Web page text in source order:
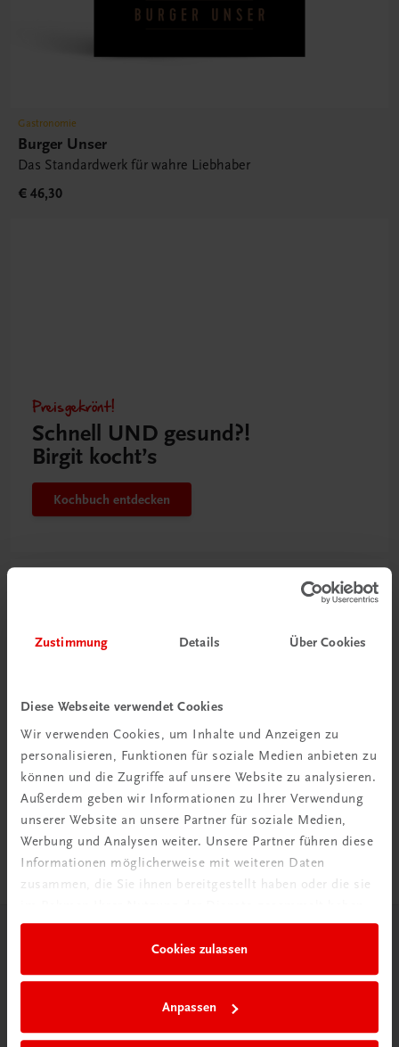
Zustimmung Details Über Cookies
Diese Webseite verwendet Cookies
Wir verwenden Cookies, um Inhalte und Anzeigen zu
personalisieren, Funktionen für soziale Medien anbieten zu
können und die Zugriffe auf unsere Website zu analysieren.
Außerdem geben wir Informationen zu Ihrer Verwendung
unserer Website an unsere Partner für soziale Medien,
Werbung und Analysen weiter. Unsere Partner führen diese
Informationen möglicherweise mit weiteren Daten
zusammen, die Sie ihnen bereitgestellt haben oder die sie
Cookies zulassen
Anpassen
Gastronomie
Burger Unser
Das Standardwerk für wahre Liebhaber
€ 46,30
Preisgekrönt!
Schnell UND gesund?!
Birgit kocht’s
Kochbuch entdecken
Rabattcode erhalten
Newsletter abonnieren
& Versandkosten sparen
Jetzt anmelden
Herzlich willkommen bei TRAUNER!